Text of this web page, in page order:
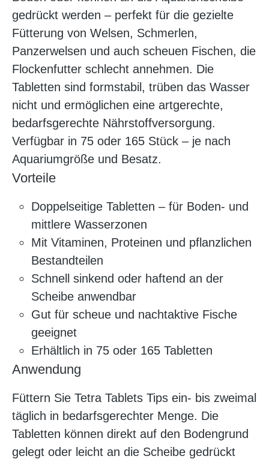
gedrückt werden – perfekt für die gezielte
Fütterung von Welsen, Schmerlen,
Panzerwelsen und auch scheuen Fischen, die
Flockenfutter schlecht annehmen. Die
Tabletten sind formstabil, trüben das Wasser
nicht und ermöglichen eine artgerechte,
bedarfsgerechte Nährstoffversorgung.
Verfügbar in 75 oder 165 Stück – je nach
Aquariumgröße und Besatz.
Vorteile
Doppelseitige Tabletten – für Boden- und
mittlere Wasserzonen
Mit Vitaminen, Proteinen und pflanzlichen
Bestandteilen
Schnell sinkend oder haftend an der
Scheibe anwendbar
Gut für scheue und nachtaktive Fische
geeignet
Erhältlich in 75 oder 165 Tabletten
Anwendung
Füttern Sie Tetra Tablets Tips ein- bis zweimal
täglich in bedarfsgerechter Menge. Die
Tabletten können direkt auf den Bodengrund
gelegt oder leicht an die Scheibe gedrückt